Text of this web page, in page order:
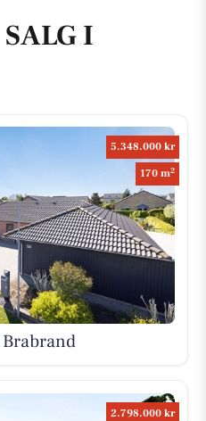
I
5.348.000 kr
170 m2
2.798.000 kr